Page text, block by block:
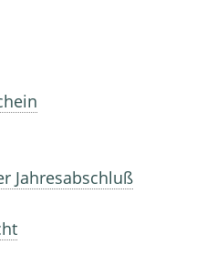
Jahresabschluß